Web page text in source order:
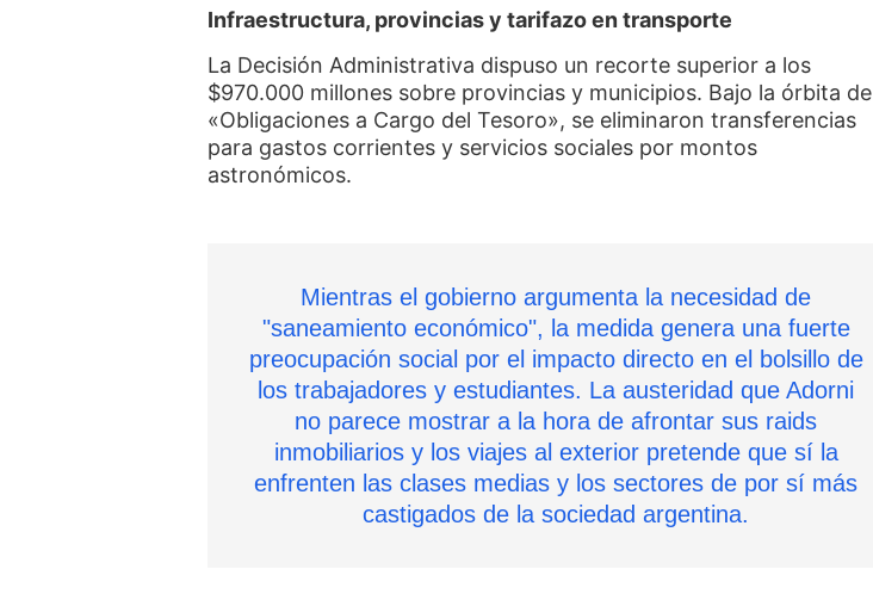
Infraestructura, provincias y tarifazo en transporte
La Decisión Administrativa dispuso un recorte superior a los
$970.000 millones sobre provincias y municipios. Bajo la órbita de
«Obligaciones a Cargo del Tesoro», se eliminaron transferencias
para gastos corrientes y servicios sociales por montos
astronómicos.
Mientras el gobierno argumenta la necesidad de
"saneamiento económico", la medida genera una fuerte
preocupación social por el impacto directo en el bolsillo de
los trabajadores y estudiantes. La austeridad que Adorni
no parece mostrar a la hora de afrontar sus raids
inmobiliarios y los viajes al exterior pretende que sí la
enfrenten las clases medias y los sectores de por sí más
castigados de la sociedad argentina.